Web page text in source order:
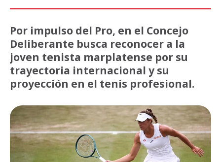
Por impulso del Pro, en el Concejo
Deliberante busca reconocer a la
joven tenista marplatense por su
trayectoria internacional y su
proyección en el tenis profesional.